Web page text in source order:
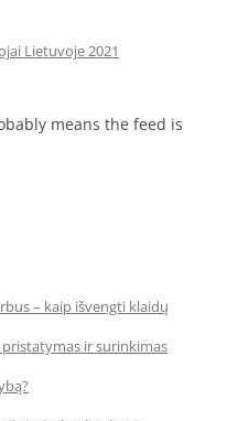
Lietuvoje 2021
means the feed is
– kaip išvengti klaidų
ir surinkimas